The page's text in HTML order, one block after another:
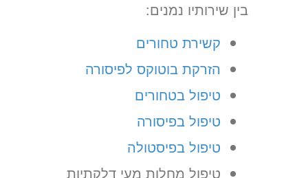
בין שירותיו נמנים:
קשירת טחורים
הזרקת בוטוקס לפיסורה
טיפול בטחורים
טיפול בפיסורה
טיפול בפיסטולה
טיפול מחלות מעי דלקתיות